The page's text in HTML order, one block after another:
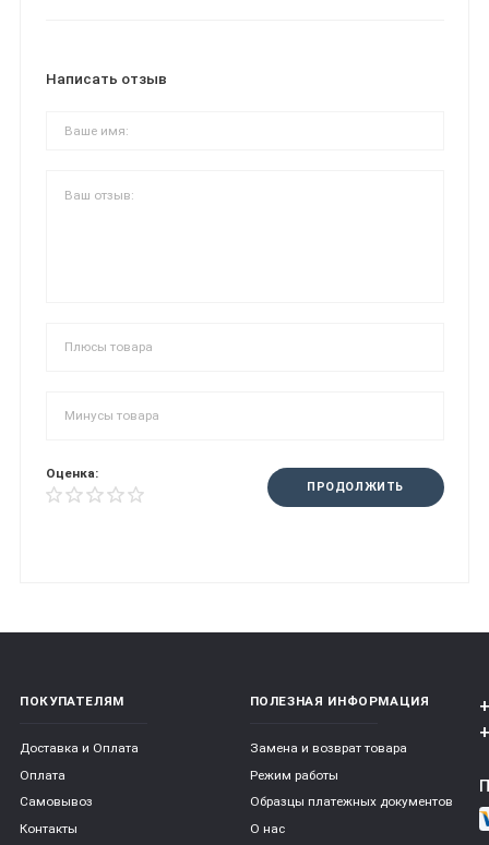
Написать отзыв
Оценка:
ПРОДОЛЖИТЬ
ПОКУПАТЕЛЯМ
Доставка и Оплата
Оплата
Самовывоз
Контакты
ПОЛЕЗНАЯ ИНФОРМАЦИЯ
Замена и возврат товара
Режим работы
Образцы платежных документов
О нас